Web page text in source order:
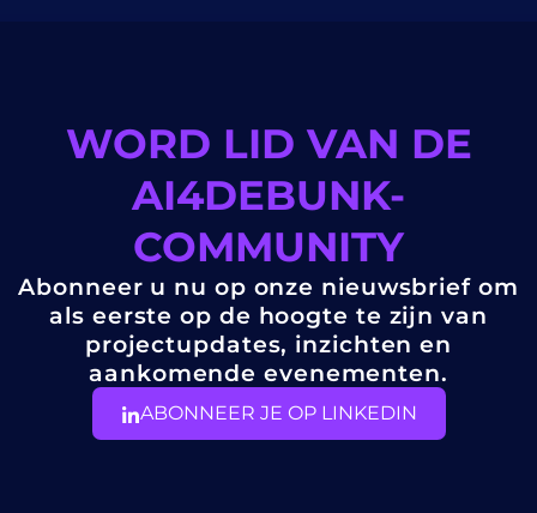
WORD LID VAN DE
AI4DEBUNK-
COMMUNITY
Abonneer u nu op onze nieuwsbrief om
als eerste op de hoogte te zijn van
projectupdates, inzichten en
aankomende evenementen.
ABONNEER JE OP LINKEDIN